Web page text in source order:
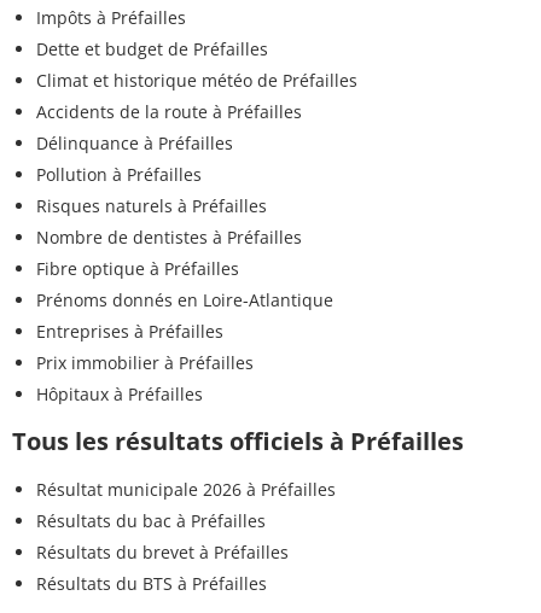
Impôts à Préfailles
Dette et budget de Préfailles
Climat et historique météo de Préfailles
Accidents de la route à Préfailles
Délinquance à Préfailles
Pollution à Préfailles
Risques naturels à Préfailles
Nombre de dentistes à Préfailles
Fibre optique à Préfailles
Prénoms donnés en Loire-Atlantique
Entreprises à Préfailles
Prix immobilier à Préfailles
Hôpitaux à Préfailles
Tous les résultats officiels à Préfailles
Résultat municipale 2026 à Préfailles
Résultats du bac à Préfailles
Résultats du brevet à Préfailles
Résultats du BTS à Préfailles